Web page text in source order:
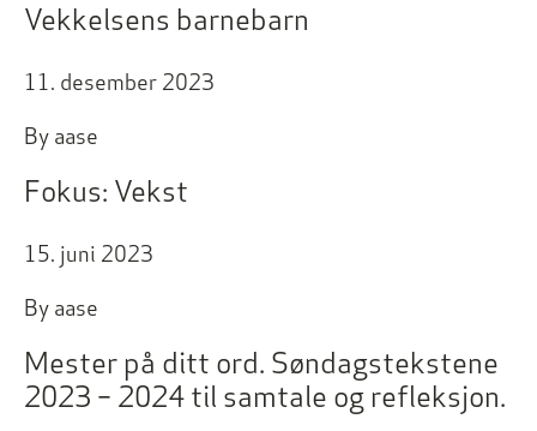
Vekkelsens barnebarn
11. desember 2023
By aase
Fokus: Vekst
15. juni 2023
By aase
Mester på ditt ord. Søndagstekstene
2023 – 2024 til samtale og refleksjon.